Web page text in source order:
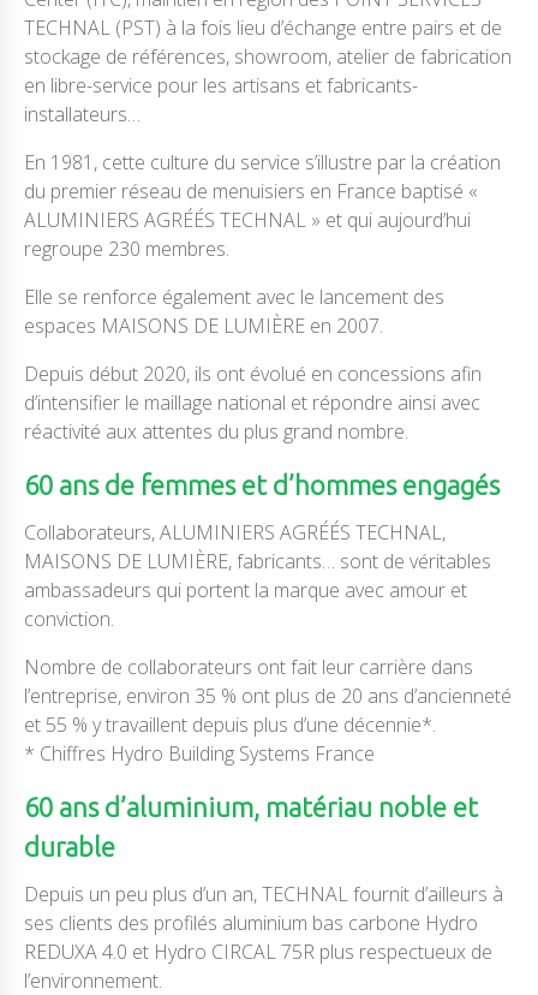
TECHNAL (PST) à la fois lieu d’échange entre pairs et de
stockage de références, showroom, atelier de fabrication
en libre-service pour les artisans et fabricants-
installateurs…
En 1981, cette culture du service s’illustre par la création
du premier réseau de menuisiers en France baptisé «
ALUMINIERS AGRÉÉS TECHNAL » et qui aujourd’hui
regroupe 230 membres.
Elle se renforce également avec le lancement des
espaces MAISONS DE LUMIÈRE en 2007.
Depuis début 2020, ils ont évolué en concessions afin
d’intensifier le maillage national et répondre ainsi avec
réactivité aux attentes du plus grand nombre.
60 ans de femmes et d’hommes engagés
Collaborateurs, ALUMINIERS AGRÉÉS TECHNAL,
MAISONS DE LUMIÈRE, fabricants… sont de véritables
ambassadeurs qui portent la marque avec amour et
conviction.
Nombre de collaborateurs ont fait leur carrière dans
l’entreprise, environ 35 % ont plus de 20 ans d’ancienneté
et 55 % y travaillent depuis plus d’une décennie*.
* Chiffres Hydro Building Systems France
60 ans d’aluminium, matériau noble et
durable
Depuis un peu plus d’un an, TECHNAL fournit d’ailleurs à
ses clients des profilés aluminium bas carbone Hydro
REDUXA 4.0 et Hydro CIRCAL 75R plus respectueux de
l’environnement.